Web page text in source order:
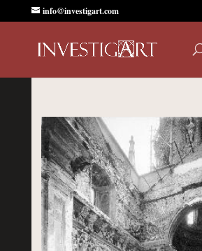
info@investigart.com